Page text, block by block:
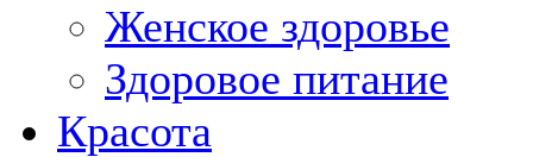
Женское здоровье
Здоровое питание
Красота